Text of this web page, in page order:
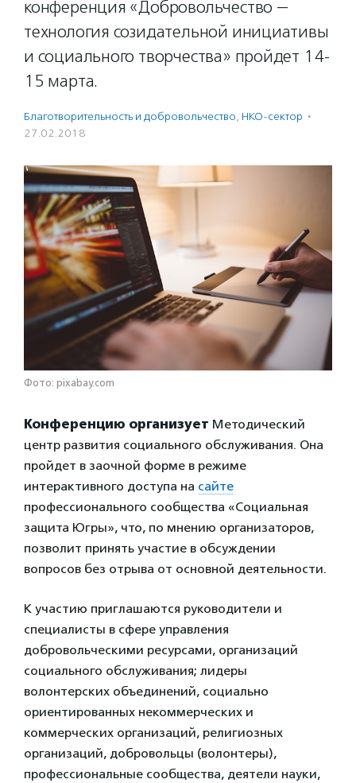
конференция «Добровольчество —
технология созидательной инициативы
и социального творчества» пройдет 14-
15 марта.
Благотвори­тель­ность и доброволь­чест­во, НКО-сектор ·
27.02.2018
Фото: pixabay.com
Конференцию организует Методический
центр развития социального обслуживания. Она
пройдет в заочной форме в режиме
интерактивного доступа на сайте
профессионального сообщества «Социальная
защита Югры», что, по мнению организаторов,
позволит принять участие в обсуждении
вопросов без отрыва от основной деятельности.
К участию приглашаются руководители и
специалисты в сфере управления
добровольческими ресурсами, организаций
социального обслуживания; лидеры
волонтерских объединений, социально
ориентированных некоммерческих и
коммерческих организаций, религиозных
организаций, добровольцы (волонтеры),
профессиональные сообщества, деятели науки,